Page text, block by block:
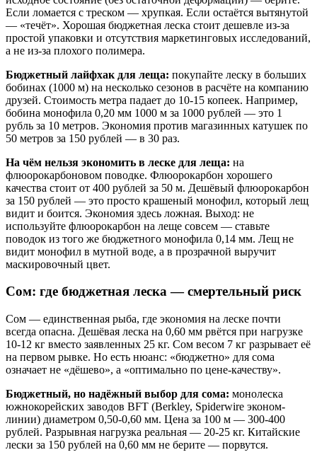
Если ломается с треском — хрупкая. Если остаётся вытянутой
— «течёт». Хорошая бюджетная леска стоит дешевле из-за
простой упаковки и отсутствия маркетинговых исследований,
а не из-за плохого полимера.
Бюджетный лайфхак для леща: покупайте леску в больших
бобинах (1000 м) на несколько сезонов в расчёте на компанию
друзей. Стоимость метра падает до 10-15 копеек. Например,
бобина монофила 0,20 мм 1000 м за 1000 рублей — это 1
рубль за 10 метров. Экономия против магазинных катушек по
50 метров за 150 рублей — в 30 раз.
На чём нельзя экономить в леске для леща: на
флюорокарбоновом поводке. Флюорокарбон хорошего
качества стоит от 400 рублей за 50 м. Дешёвый флюорокарбон
за 150 рублей — это просто крашеный монофил, который лещ
видит и боится. Экономия здесь ложная. Выход: не
используйте флюорокарбон на леще совсем — ставьте
поводок из того же бюджетного монофила 0,14 мм. Лещ не
видит монофил в мутной воде, а в прозрачной выручит
маскировочный цвет.
Сом: где бюджетная леска — смертельный риск
Сом — единственная рыба, где экономия на леске почти
всегда опасна. Дешёвая леска на 0,60 мм рвётся при нагрузке
10-12 кг вместо заявленных 25 кг. Сом весом 7 кг разрывает её
на первом рывке. Но есть нюанс: «бюджетно» для сома
означает не «дёшево», а «оптимально по цене-качеству».
Бюджетный, но надёжный выбор для сома: монолеска
южнокорейских заводов BFT (Berkley, Spiderwire эконом-
линии) диаметром 0,50-0,60 мм. Цена за 100 м — 300-400
рублей. Разрывная нагрузка реальная — 20-25 кг. Китайские
лески за 150 рублей на 0,60 мм не берите — порвутся.